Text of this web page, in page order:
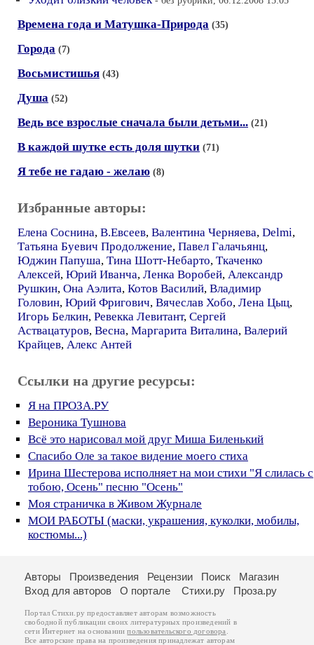
Времена года и Матушка-Природа (35)
Города (7)
Восьмистишья (43)
Душа (52)
Ведь все взрослые сначала были детьми... (21)
В каждой шутке есть доля шутки (71)
Я тебе не гадаю - желаю (8)
Избранные авторы:
Елена Соснина, В.Евсеев, Валентина Черняева, Delmi,
Татьяна Буевич Продолжение, Павел Галачьянц,
Юджин Папуша, Тина Шотт-Небарто, Ткаченко
Алексей, Юрий Иванча, Ленка Воробей, Александр
Рушкин, Она Аэлита, Котов Василий, Владимир
Головин, Юрий Фригович, Вячеслав Хобо, Лена Цыц,
Игорь Белкин, Ревекка Левитант, Сергей
Аствацатуров, Весна, Маргарита Виталина, Валерий
Крайцев, Алекс Антей
Ссылки на другие ресурсы:
Я на ПРОЗА.РУ
Вероника Тушнова
Всё это нарисовал мой друг Миша Биленький
Спасибо Оле за такое видение моего стиха
Ирина Шестерова исполняет на мои стихи "Я слилась с
тобою, Oсень" песню "Осень"
Моя страничка в Живом Журнале
МОИ РАБОТЫ (маски, украшения, куколки, мобилы,
костюмы...)
Авторы Произведения Рецензии Поиск
Магазин
Вход для авторов
О портале Стихи.ру Проза.ру
Портал Стихи.ру предоставляет авторам возможность
свободной публикации своих литературных произведений в
сети Интернет на основаниипользовательского договора
Все авторские права на произведения принадлежат авторам